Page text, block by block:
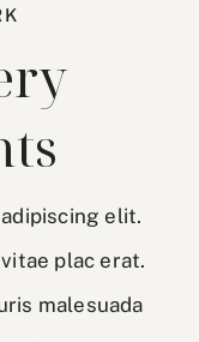
elit.
plac erat.
malesuada